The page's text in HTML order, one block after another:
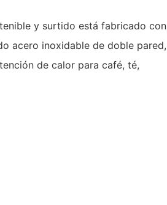
y surtido está fabricado con
acero inoxidable de doble pared,
de calor para café, té,